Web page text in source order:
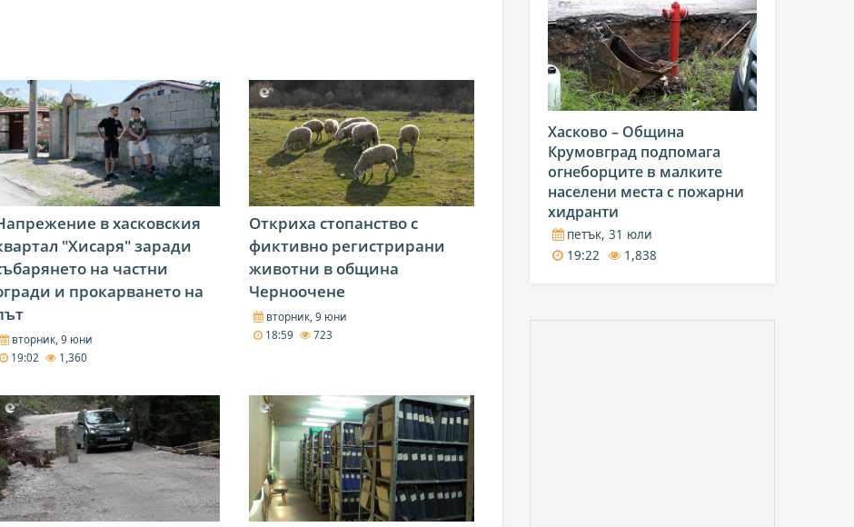
в хасковския
"Хисаря" заради
на частни
и прокарването на
вторник, 9 юни
19:02
1,360
Откриха стопанство с
фиктивно регистрирани
животни в община
Черноочене
вторник, 9 юни
18:59
723
Хасково – Община
Крумовград подпомага
огнеборците в малките
населени места с пожарни
хидранти
петък, 31 юли
19:22
1,838